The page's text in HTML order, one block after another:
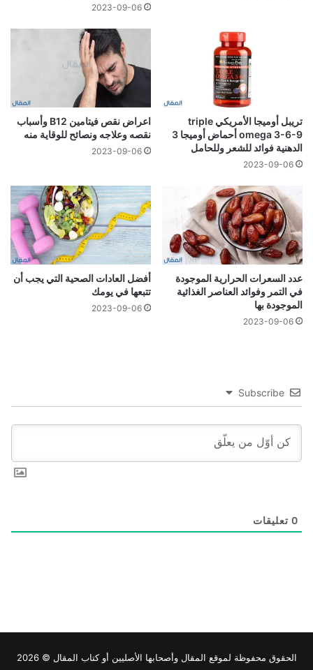
2023-09-06
تريبل أوميجا الأمريكي triple
omega 3-6-9 أحماض أوميجا 3
الدهنية فوائد للشعر وللحامل
2023-09-06
اعراض نقص فيتامين B12 وأسباب
نقصه وعلاجه ونصائح للوقاية منه
2023-09-06
عدد السعرات الحرارية الموجودة
في التمر وفوائد العناصر الغذائية
الموجودة بها
2023-09-06
أفضل العادات الصحية التي يجب أن
تتبعها في يومك
2023-09-06
Subscribe
0 تعليقات
الحقوق محفوظة لموقع المقال وأصحابها الأصليين أو كتاب المقال © 2026